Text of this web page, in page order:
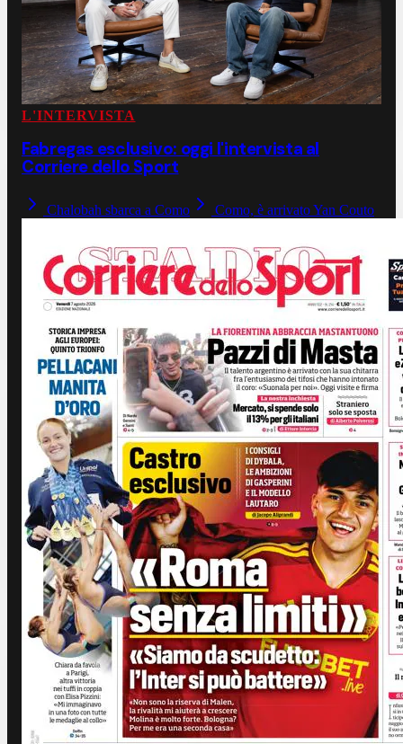
L'INTERVISTA
Fabregas esclusivo: oggi l'intervista al
Corriere dello Sport
Chalobah sbarca a Como Como, è arrivato Yan Couto